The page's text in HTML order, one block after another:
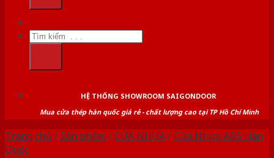
Tìm
kiếm:
HỆ THỐNG SHOWROOM SAIGONDOOR
Mua cửa thép hàn quốc giá rẻ - chất lượng cao tại TP Hồ Chí Minh
Trang chủ /Sản phẩm /CỬA NHỰA/Cửa Nhựa ABS Hàn
Quốc